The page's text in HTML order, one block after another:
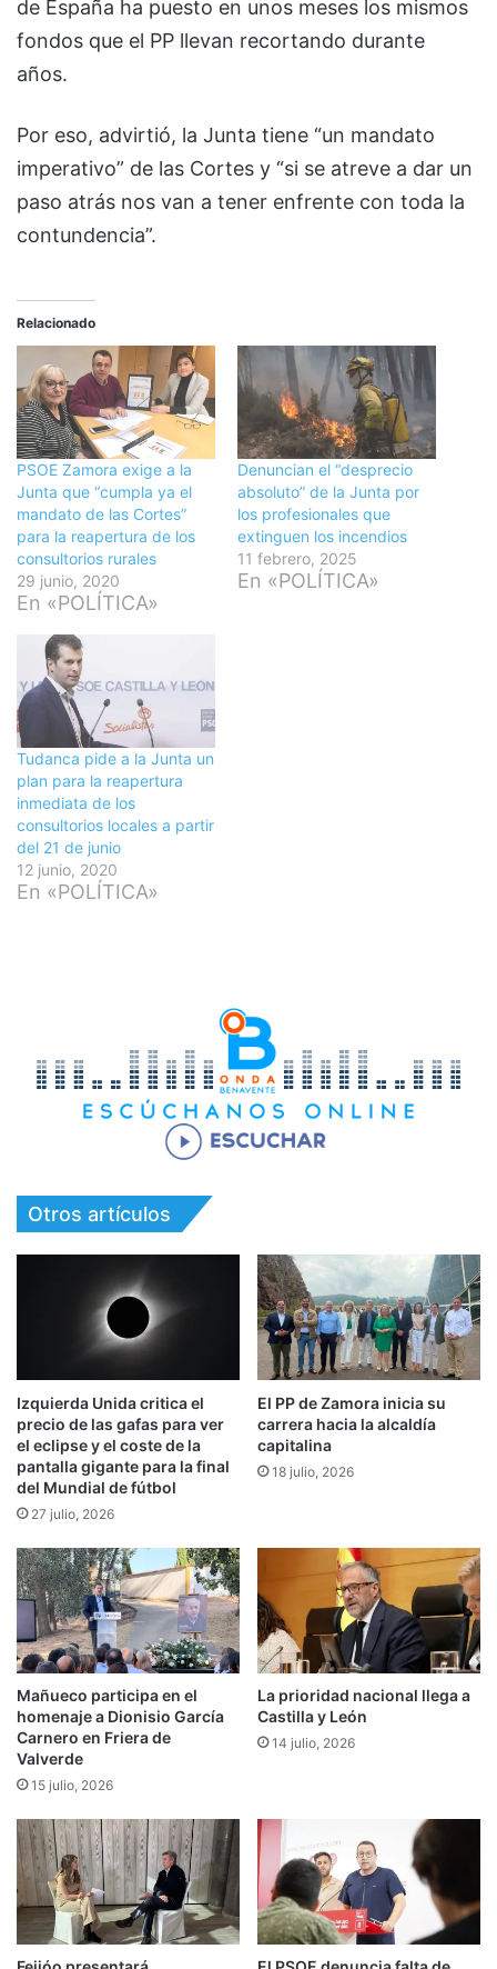
de España ha puesto en unos meses los mismos
fondos que el PP llevan recortando durante
años.
Por eso, advirtió, la Junta tiene “un mandato
imperativo” de las Cortes y “si se atreve a dar un
paso atrás nos van a tener enfrente con toda la
contundencia”.
Relacionado
PSOE Zamora exige a la
Junta que “cumpla ya el
mandato de las Cortes”
para la reapertura de los
consultorios rurales
29 junio, 2020
En «POLÍTICA»
Denuncian el “desprecio
absoluto” de la Junta por
los profesionales que
extinguen los incendios
11 febrero, 2025
En «POLÍTICA»
Tudanca pide a la Junta un
plan para la reapertura
inmediata de los
consultorios locales a partir
del 21 de junio
12 junio, 2020
En «POLÍTICA»
Otros artículos
Izquierda Unida critica el
precio de las gafas para ver
el eclipse y el coste de la
pantalla gigante para la final
del Mundial de fútbol
27 julio, 2026
El PP de Zamora inicia su
carrera hacia la alcaldía
capitalina
18 julio, 2026
Mañueco participa en el
homenaje a Dionisio García
Carnero en Friera de
Valverde
15 julio, 2026
La prioridad nacional llega a
Castilla y León
14 julio, 2026